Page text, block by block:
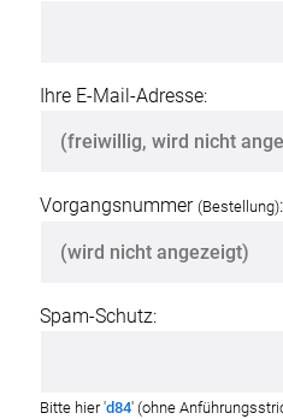
Ihre E-Mail-Adresse:
Vorgangsnummer (Bestellung):
Spam-Schutz:
Bitte hier 'd84' (ohne